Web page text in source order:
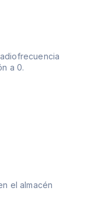
a 0.
el almacén